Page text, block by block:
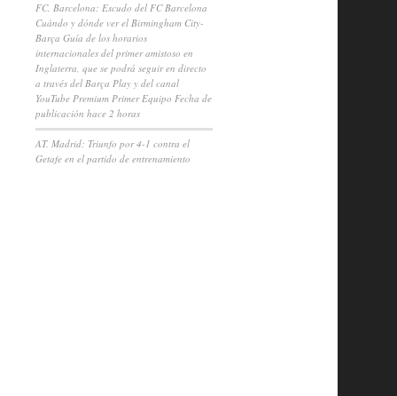
FC. Barcelona: Escudo del FC Barcelona
Cuándo y dónde ver el Birmingham City-
Barça Guía de los horarios
internacionales del primer amistoso en
Inglaterra, que se podrá seguir en directo
a través del Barça Play y del canal
YouTube Premium Primer Equipo Fecha de
publicación hace 2 horas
AT. Madrid: Triunfo por 4-1 contra el
Getafe en el partido de entrenamiento